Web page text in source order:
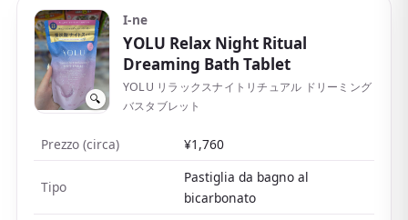
« riso », è ideale come souvenir da distribuire.
Una ricca gamma, comprese versioni al bicarbonato e
al sale, lo rende divertente da scegliere per profumo o
preferenza.
🔍
I-ne
YOLU Relax Night Ritual
Dreaming Bath Tablet
YOLU リラックスナイトリチュアル ドリーミング
バスタブレット
Prezzo (circa) ¥1,760
Tipo
Pastiglia da bagno al
bicarbonato